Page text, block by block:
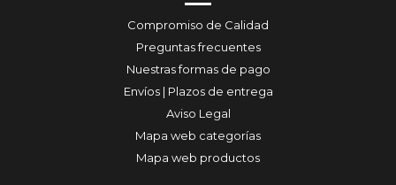
Compromiso de Calidad
Preguntas frecuentes
Nuestras formas de pago
Envíos | Plazos de entrega
Aviso Legal
Mapa web categorías
Mapa web productos